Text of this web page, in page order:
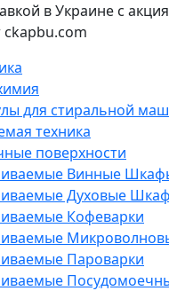
в Украине с
ckapbu.com
для стиральной
техника
поверхности
Винные
Духовые
Кофеварки
Пароварки